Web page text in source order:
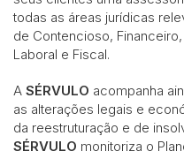
todas as áreas jurídicas
de Contencioso,
Laboral e Fiscal.
A SÉRVULO acompanha
as alterações legais e
da reestruturação e de
SÉRVULO monitoriza o